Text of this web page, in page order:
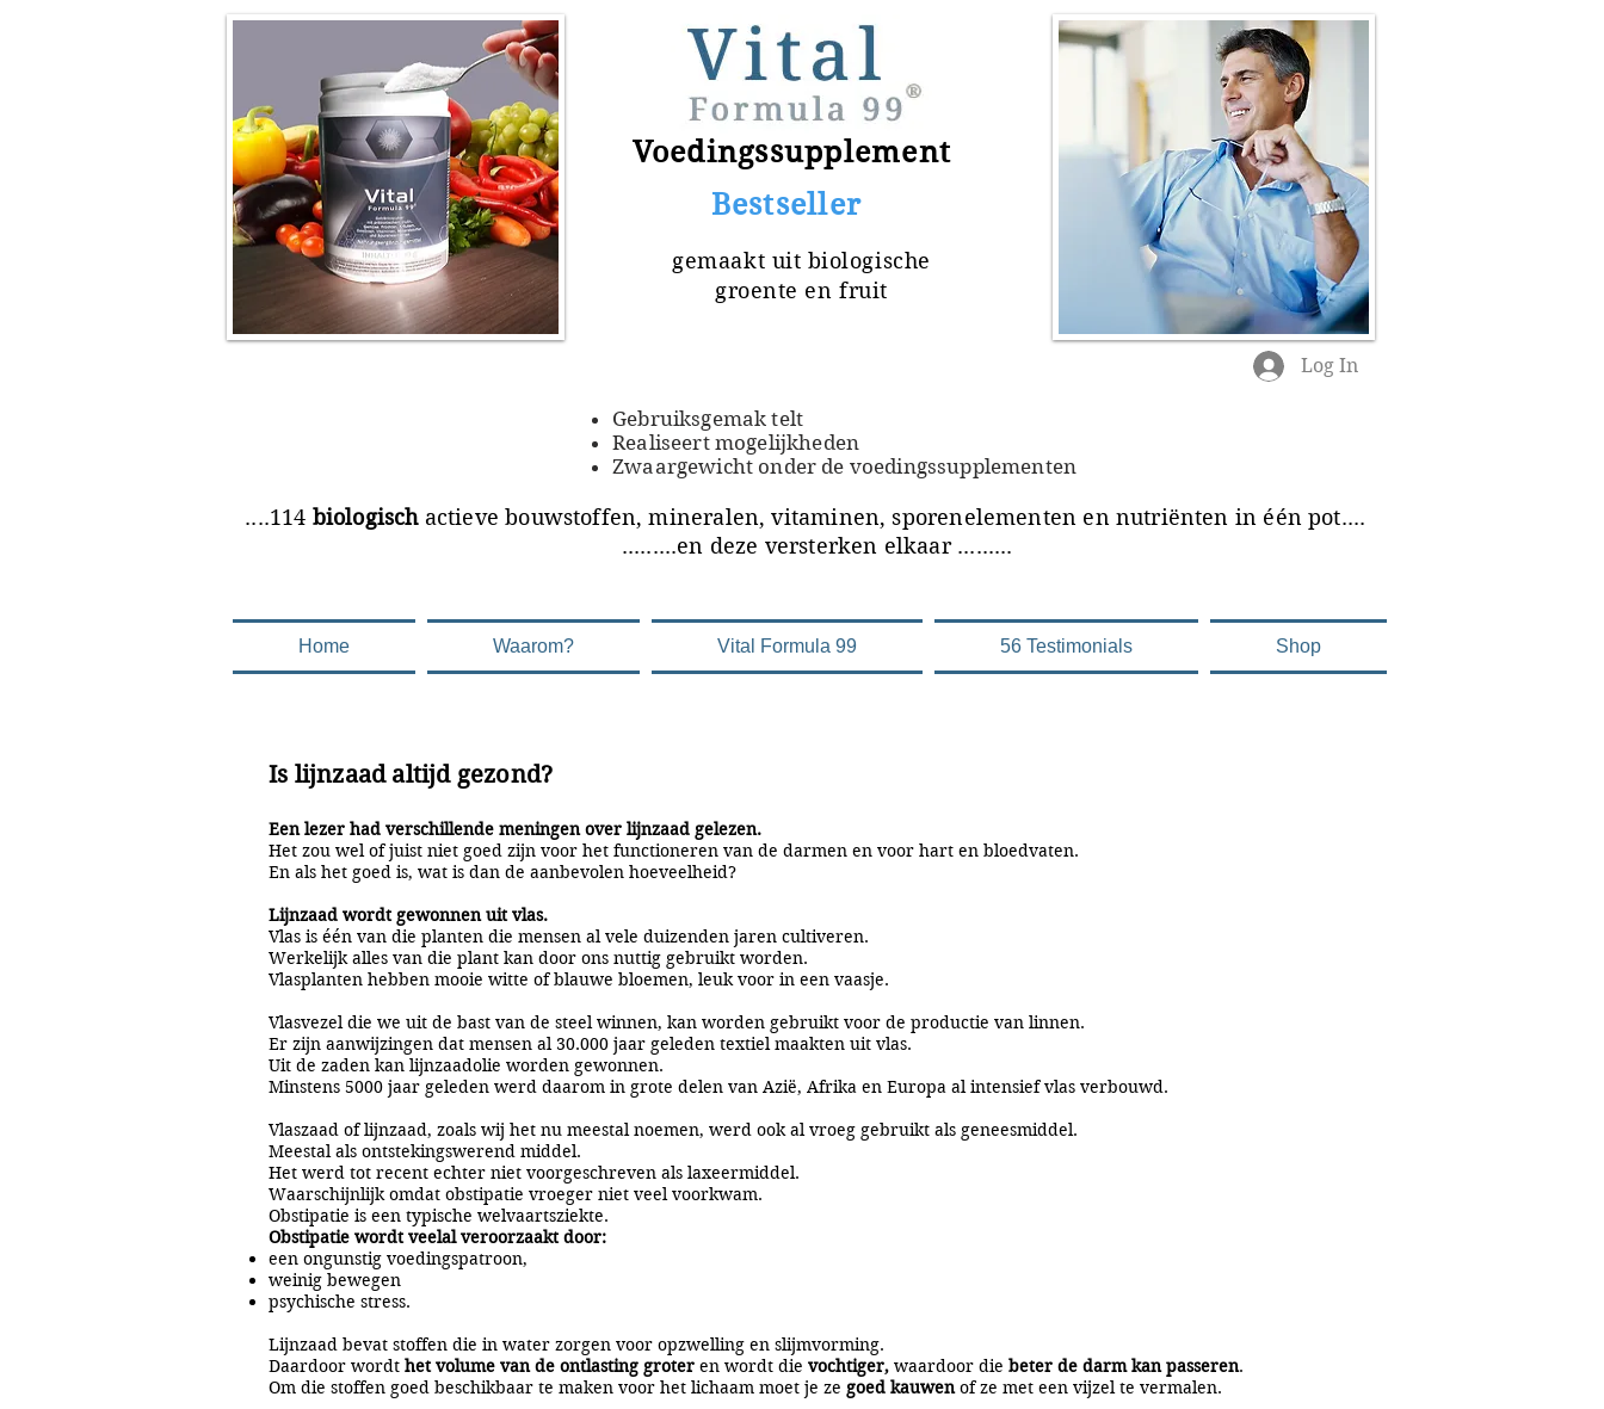
Voedingssupplement
​ Bestseller
gemaakt uit biologische
groente en fruit
Log In
Gebruiksgemak telt
Realiseert mogelijkheden
Zwaargewicht onder de voedingssupplementen
....114 biologisch actieve bouwstoffen, mineralen, vitaminen, sporenelementen en nutriënten in één pot....
.........en deze versterken elkaar .........
Home Waarom? Vital Formula 99 56 Testimonials Shop
Is lijnzaad altijd gezond?
Een lezer had verschillende meningen over lijnzaad gelezen.
Het zou wel of juist niet goed zijn voor het functioneren van de darmen en voor hart en bloedvaten.
En als het goed is, wat is dan de aanbevolen hoeveelheid?
Lijnzaad wordt gewonnen uit vlas.
Vlas is één van die planten die mensen al vele duizenden jaren cultiveren.
Werkelijk alles van die plant kan door ons nuttig gebruikt worden.
Vlasplanten hebben mooie witte of blauwe bloemen, leuk voor in een vaasje.
Vlasvezel die we uit de bast van de steel winnen, kan worden gebruikt voor de productie van linnen.
Er zijn aanwijzingen dat mensen al 30.000 jaar geleden textiel maakten uit vlas.
Uit de zaden kan lijnzaadolie worden gewonnen.
Minstens 5000 jaar geleden werd daarom in grote delen van Azië, Afrika en Europa al intensief vlas verbouwd.
Vlaszaad of lijnzaad, zoals wij het nu meestal noemen, werd ook al vroeg gebruikt als geneesmiddel.
Meestal als ontstekingswerend middel.
Het werd tot recent echter niet voorgeschreven als laxeermiddel.
Waarschijnlijk omdat obstipatie vroeger niet veel voorkwam.
Obstipatie is een typische welvaartsziekte.
Obstipatie wordt veelal veroorzaakt door:
een ongunstig voedingspatroon,
weinig bewegen
psychische stress.
Lijnzaad bevat stoffen die in water zorgen voor opzwelling en slijmvorming.
Daardoor wordt het volume van de ontlasting groter en wordt die vochtiger, waardoor die beter de darm kan passeren.
Om die stoffen goed beschikbaar te maken voor het lichaam moet je ze goed kauwenof ze met een vijzel te vermalen.